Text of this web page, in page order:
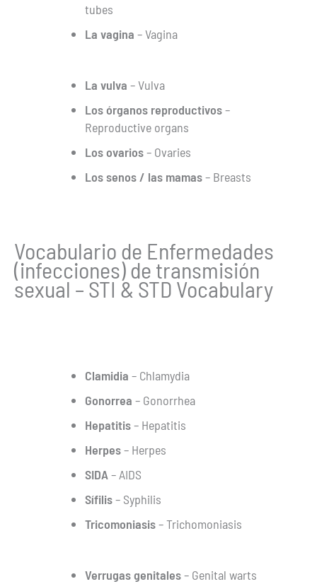
tubes
La vagina – Vagina
La vulva – Vulva
Los órganos reproductivos–
Reproductive organs
Los ovarios– Ovaries
Los senos / las mamas– Breasts
Vocabulario de Enfermedades
(infecciones) de transmisión
sexual – STI & STD Vocabulary
Clamidia – Chlamydia
Gonorrea – Gonorrhea
Hepatitis– Hepatitis
Herpes– Herpes
SIDA – AIDS
Sífilis– Syphilis
Tricomoniasis– Trichomoniasis
Verrugas genitales– Genital warts